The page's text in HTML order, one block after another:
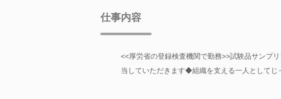
仕事内容
<<厚労省の登録検査機関で勤務>>試験品サンプ
当していただきます◆組織を支える一人としてじ